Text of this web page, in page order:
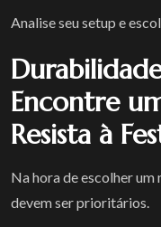
Analise seu setup e
Encontre
Resista à
Na hora de escolher
devem ser prioritários.